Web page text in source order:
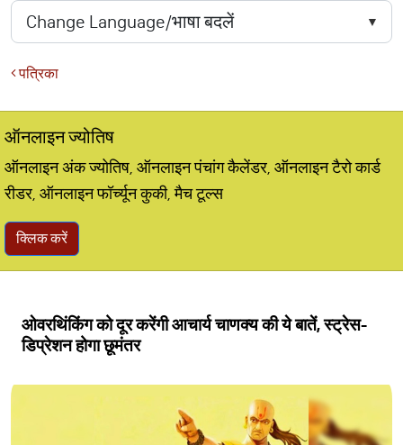
पत्रिका
ऑनलाइन ज्योतिष
ऑनलाइन अंक ज्योतिष, ऑनलाइन पंचांग कैलेंडर, ऑनलाइन टैरो कार्ड
रीडर, ऑनलाइन फॉर्च्यून कुकी, मैच टूल्स
क्लिक करें
ओवरथिंकिंग को दूर करेंगी आचार्य चाणक्य की ये बातें, स्ट्रेस-
डिप्रेशन होगा छूमंतर